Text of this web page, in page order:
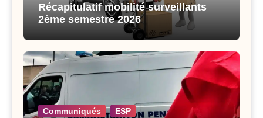
Récapitulatif mobilité surveillants
2ème semestre 2026
Communiqués ESP